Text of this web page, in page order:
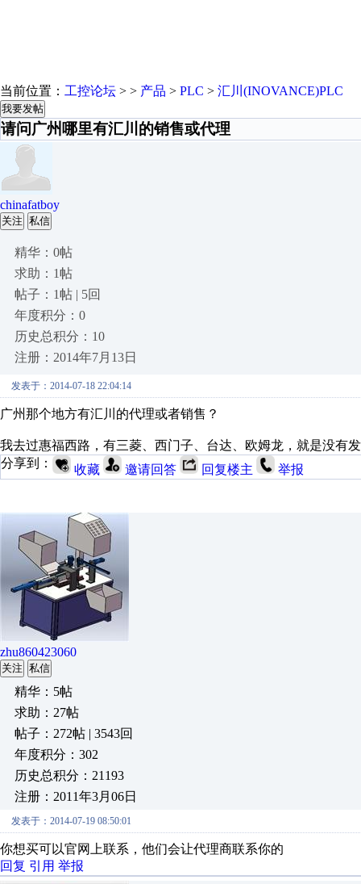
当前位置： 工控论坛 > > 产品 > PLC > 汇川(INOVANCE)PLC
我要发帖
请问广州哪里有汇川的销售或代理
chinafatboy
关注 私信
精华：0帖
求助：1帖
帖子：1帖 | 5回
年度积分：0
历史总积分：10
注册：2014年7月13日
发表于：2014-07-18 22:04:14
广州那个地方有汇川的代理或者销售？
我去过惠福西路，有三菱、西门子、台达、欧姆龙，就是没有
分享到：
收藏 邀请回答 回复楼主 举报
zhu860423060
关注 私信
精华：5帖
求助：27帖
帖子：272帖 | 3543回
年度积分：302
历史总积分：21193
注册：2011年3月06日
发表于：2014-07-19 08:50:01
你想买可以官网上联系，他们会让代理商联系你的
回复 引用 举报